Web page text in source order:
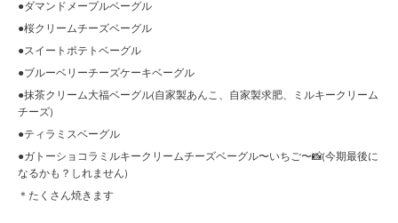
●ダマンドメープルベーグル
●桜クリームチーズベーグル
●スイートポテトベーグル
●ブルーベリーチーズケーキベーグル
●抹茶クリーム大福ベーグル(自家製あんこ、自家製求肥、ミルキークリーム
チーズ)
●ティラミスベーグル
●ガトーショコラミルキークリームチーズベーグル〜いちご〜📸(今期最後に
なるかも？しれません)
＊たくさん焼きます